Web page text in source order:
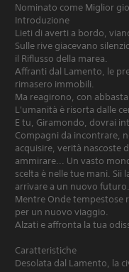
Nominato come Miglior
Introduzione
Lieti di averti a bordo,
Sulle rive giacevano
il Riflusso della marea.
Affranti dal Lamento, le
rimasero immobili.
Ma reagirono, con
L'umanità è risorta dalle
E tu, Giramondo, dovrai
Compagni da incontrare,
acquisire, verità nascoste
ammirare... Un vasto
scelta è nelle tue mani. Sii
arrivare a un nuovo futuro.
Mentre Onde tempestose
per un nuovo viaggio.
Alzati e affronta la tua
Caratteristiche
Desolata dal Lamento, la